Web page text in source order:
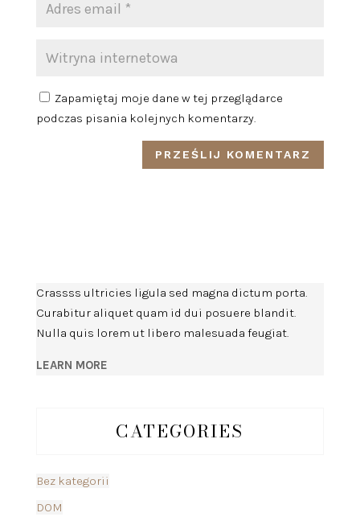
Zapamiętaj moje dane w tej przeglądarce
podczas pisania kolejnych komentarzy.
Crassss ultricies ligula sed magna dictum porta.
Curabitur aliquet quam id dui posuere blandit.
Nulla quis lorem ut libero malesuada feugiat.
LEARN MORE
CATEGORIES
Bez kategorii
DOM